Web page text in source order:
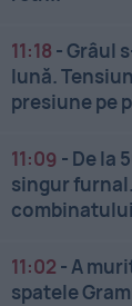
11:18 -Grâul
lună.
presiune pe
11:09 - De la
singur
11:02 -A
spatele